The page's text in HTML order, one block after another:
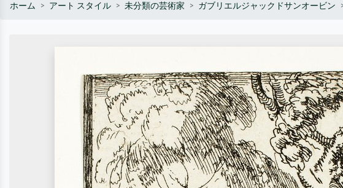
ホーム アート スタイル 未分類の芸術家 ガブリエルジャックドサンオービン